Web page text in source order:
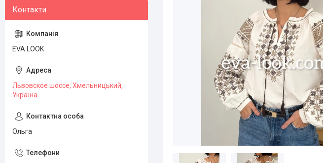
EVA LOOK
Львовское шоссе, Хмельницький,
Україна
Ольга